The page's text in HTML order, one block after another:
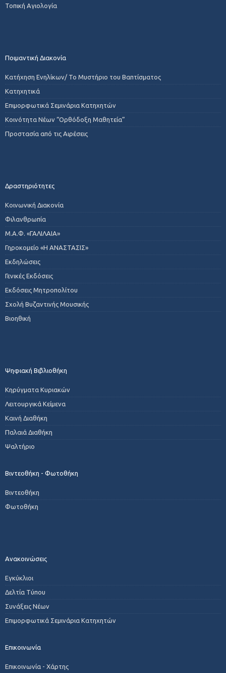
Τοπική Αγιολογία
Ποιμαντική Διακονία
Κατήχηση Ενηλίκων/ Το Μυστήριο του Βαπτίσματος
Κατηχητικά
Επιμορφωτικά Σεμινάρια Κατηχητών
Κοινότητα Νέων “Ορθόδοξη Μαθητεία”
Προστασία από τις Αιρέσεις
Δραστηριότητες
Κοινωνική Διακονία
Φιλανθρωπία
Μ.Α.Φ. «ΓΑΛΙΛΑΙΑ»
Γηροκομείο «Η ΑΝΑΣΤΑΣΙΣ»
Εκδηλώσεις
Γενικές Εκδόσεις
Εκδόσεις Μητροπολίτου
Σχολή Βυζαντινής Μουσικής
Βιοηθική
Ψηφιακή Βιβλιοθήκη
Κηρύγματα Κυριακών
Λειτουργικά Κείμενα
Καινή Διαθήκη
Παλαιά Διαθήκη
Ψαλτήριο
Βιντεοθήκη - Φωτοθήκη
Βιντεοθήκη
Φωτοθήκη
Ανακοινώσεις
Εγκύκλιοι
Δελτία Τύπου
Συνάξεις Νέων
Επιμορφωτικά Σεμινάρια Κατηχητών
Επικοινωνία
Επικοινωνία - Χάρτης